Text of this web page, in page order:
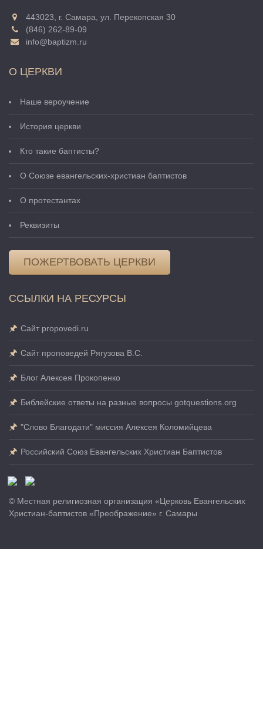
443023, г. Самара, ул. Перекопская 30
(846) 262-89-09
info@baptizm.ru
О ЦЕРКВИ
Наше вероучение
История церкви
Кто такие баптисты?
О Cоюзе евангельских-христиан баптистов
О протестантах
Реквизиты
ПОЖЕРТВОВАТЬ ЦЕРКВИ
ССЫЛКИ НА РЕСУРСЫ
Сайт propovedi.ru
Сайт проповедей Рягузова В.С.
Блог Алексея Прокопенко
Библейские ответы на разные вопросы gotquestions.org
"Слово Благодати" миссия Алексея Коломийцева
Российский Союз Евангельских Христиан Баптистов
© Местная религиозная организация «Церковь Евангельских
Христиан-баптистов «Преображение» г. Самары